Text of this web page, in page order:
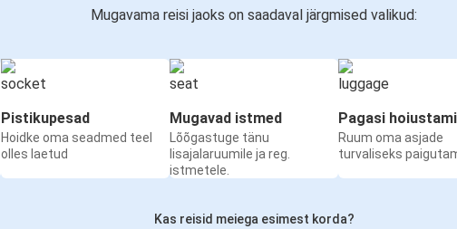
Mugavama reisi jaoks on saadaval järgmised valikud:
Pistikupesad
Hoidke oma seadmed teel
olles laetud
Mugavad istmed
Lõõgastuge tänu
lisajalaruumile ja reg.
istmetele.
Pagasi
Ruum oma asjade
turvaliseks
Kas reisid meiega esimest korda?